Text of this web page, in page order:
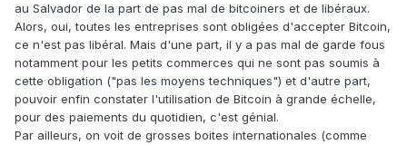
au Salvador de la part de pas mal de bitcoiners et de libéraux.
Alors, oui, toutes les entreprises sont obligées d'accepter Bitcoin,
ce n'est pas libéral. Mais d'une part, il y a pas mal de garde fous
notamment pour les petits commerces qui ne sont pas soumis à
cette obligation ("pas les moyens techniques") et d'autre part,
pouvoir enfin constater l'utilisation de Bitcoin à grande échelle,
pour des paiements du quotidien, c'est génial.
Par ailleurs, on voit de grosses boites internationales (comme